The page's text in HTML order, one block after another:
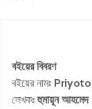
বইয়ের বিবরণ
বইয়ের নামঃ
লেখকঃহুমায়ূন আহমেদ